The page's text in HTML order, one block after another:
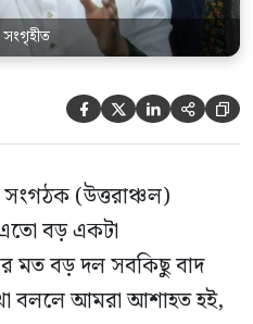
    
সংগঠক (উত্তরাঞ্চল)
বড় একটা
মত বড় দল সবকিছু বাদ
বললে আমরা আশাহত হই,